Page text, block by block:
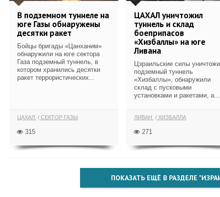
В подземном туннеле на
юге Газы обнаружены
десятки ракет
Бойцы бригады «Цанханим»
обнаружили на юге сектора
Газа подземный туннель, в
котором хранились десятки
ракет террористических...
ЦАХАЛ СЕКТОР ГАЗЫ
315
ЦАХАЛ уничтожил
туннель и склад
боеприпасов
«Хизбаллы» на юге
Ливана
Цзраильские силы
подземный туннель
«Хизбаллы», обнаружили
склад с пусковыми
установками и ракетами, а...
ЛИВАН ХИЗБАЛЛА
271
ПОКАЗАТЬ ЕЩЁ В РАЗДЕЛЕ